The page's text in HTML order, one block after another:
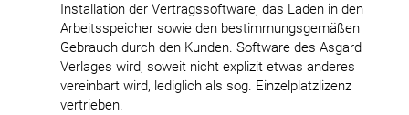
Installation der Vertragssoftware, das Laden in den
Arbeitsspeicher sowie den bestimmungsgemäßen
Gebrauch durch den Kunden. Software des Asgard
Verlages wird, soweit nicht explizit etwas anderes
vereinbart wird, lediglich als sog. Einzelplatzlizenz
vertrieben.